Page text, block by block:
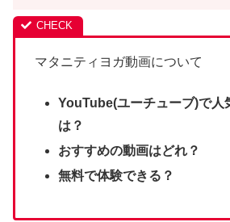
マタニティヨガ動画について
YouTube(ユーチューブ)で人
は？
おすすめの動画はどれ？
無料で体験できる？